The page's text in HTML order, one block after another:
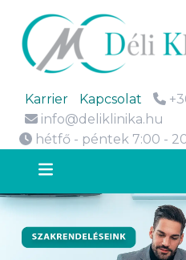
Karrier Kapcsolat
info@deliklinika.hu
hétfő - péntek 7:00 -